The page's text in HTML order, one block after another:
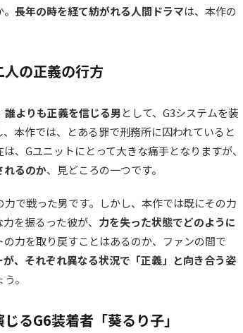
長年の時を経て紡がれる人間ドラマは、本作の
人の正義の行方
誰よりも正義を信じる男として、G3システムを装
本作では、とある罪で刑務所に囚われていると
、Gユニットにとって大きな痛手となりますが、
れるのか、見どころの一つです。
力で戦った男です。しかし、本作では既にその力
を振るった彼が、 力を失った状態でどのように
力を取り戻すことはあるのか、ファンの間で
、それぞれ異なる状況で「正義」と向き合う姿
。
るG6装着者「葵るり子」